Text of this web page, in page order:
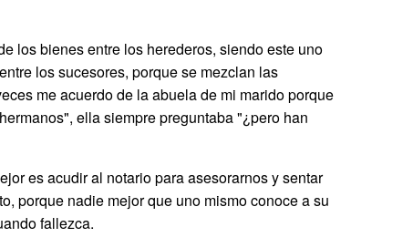
los bienes entre los herederos, siendo este uno
los sucesores, porque se mezclan las
me acuerdo de la abuela de mi marido porque
ella siempre preguntaba "¿pero han
es acudir al notario para asesorarnos y sentar
porque nadie mejor que uno mismo conoce a su
fallezca.